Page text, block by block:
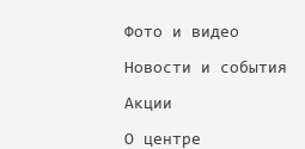
Фото и видео
Новости и события
Акции
О центре